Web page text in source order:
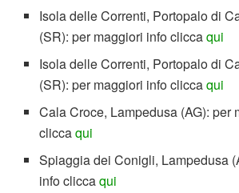
Isola delle Correnti, Portopalo di
(SR): per maggiori info cliccaqui
Isola delle Correnti, Portopalo di
(SR): per maggiori info cliccaqui
Cala Croce, Lampedusa (AG): per
cliccaqui
Spiaggia dei Conigli, Lampedusa
info cliccaqui